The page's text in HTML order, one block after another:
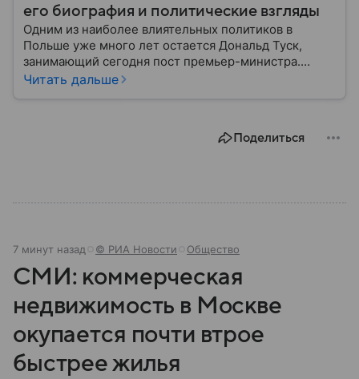
его биография и политические взгляды
Одним из наиболее влиятельных политиков в
Польше уже много лет остается Дональд Туск,
занимающий сегодня пост премьер-министра.
Собрали главное из его биографии.
Читать дальше
Поделиться
7 минут назад © РИА Новости Общество
СМИ: коммерческая
недвижимость в Москве
окупается почти втрое
быстрее жилья